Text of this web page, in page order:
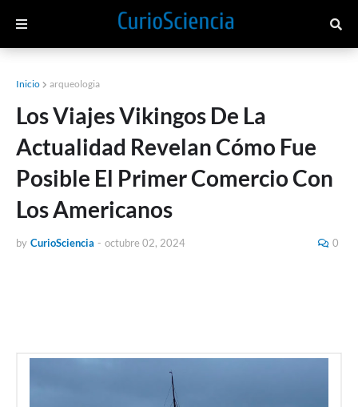
Inicio arqueologia
Los Viajes Vikingos De La
Actualidad Revelan Cómo Fue
Posible El Primer Comercio Con
Los Americanos
by CurioSciencia - octubre 02, 2024 0